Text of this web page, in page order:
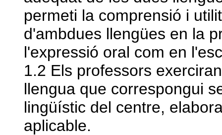
permeti la comprensió i
d'ambdues llengües en la
l'expressió oral com en
1.2 Els professors
llengua que correspongui
lingüístic del centre,
aplicable.